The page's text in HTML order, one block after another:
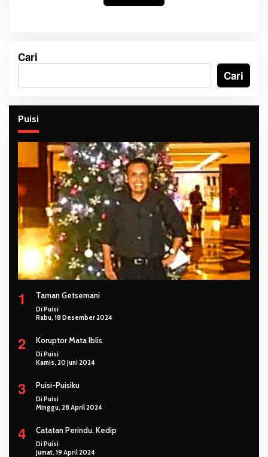
Cari
Cari
Puisi
1 Taman Getsemani
Di Puisi
Rabu, 18 Desember 2024
2 Koruptor Mata Iblis
Di Puisi
Kamis, 20 Juni 2024
3 Puisi-Puisiku
Di Puisi
Minggu, 28 April 2024
4 Catatan Perindu, Kedip
Di Puisi
Jumat, 19 April 2024